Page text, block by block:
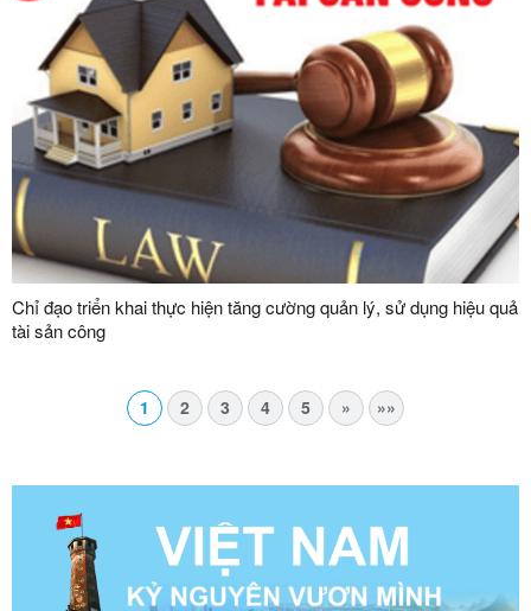
Chỉ đạo triển khai thực hiện tăng cường quản lý, sử dụng hiệu quả
tài sản công
1 2 3 4 5 » »»